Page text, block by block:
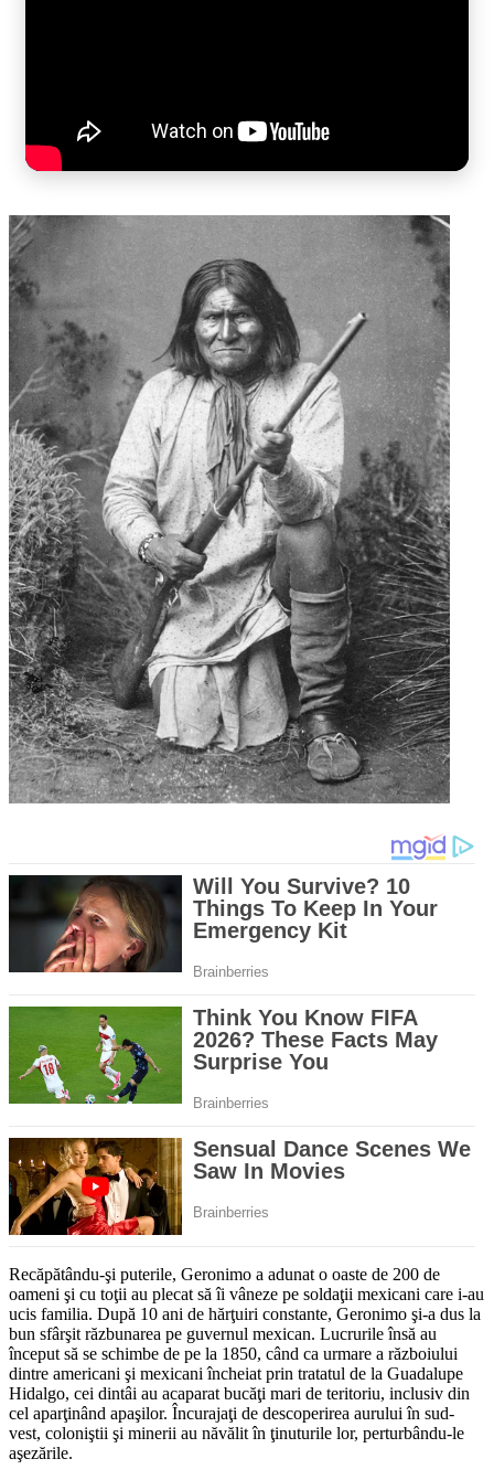
Recăpătându-şi puterile, Geronimo a adunat o oaste de 200 de
oameni şi cu toţii au plecat să îi vâneze pe soldaţii mexicani care i-au
ucis familia. După 10 ani de hărţuiri constante, Geronimo şi-a dus la
bun sfârşit răzbunarea pe guvernul mexican. Lucrurile însă au
început să se schimbe de pe la 1850, când ca urmare a războiului
dintre americani şi mexicani încheiat prin tratatul de la Guadalupe
Hidalgo, cei dintâi au acaparat bucăţi mari de teritoriu, inclusiv din
cel aparţinând apaşilor. Încurajaţi de descoperirea aurului în sud-
vest, coloniştii şi minerii au năvălit în ţinuturile lor, perturbându-le
aşezările.